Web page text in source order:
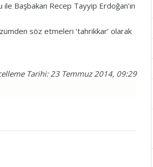
ile Başbakan Recep Tayyip Erdoğan’ın
söz etmeleri ‘tahrikkar’ olarak
Tarihi: 23 Temmuz 2014, 09:29